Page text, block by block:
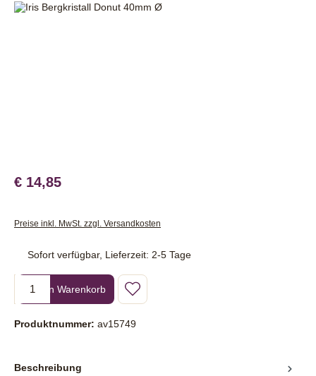
Bildergalerie überspringen
€ 14,85
Preise inkl. MwSt. zzgl. Versandkosten
Sofort verfügbar, Lieferzeit: 2-5 Tage
Produkt Anzahl: Gib den gewünschten Wert ein oder benutze die
In den Warenkorb
Produktnummer: av15749
Beschreibung